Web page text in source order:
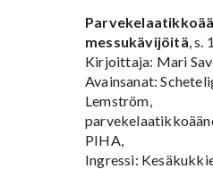
messukävijöitä, s.
Kirjoittaja: Mari
Avainsanat:
Lemström,
PIHA,
Ingressi: